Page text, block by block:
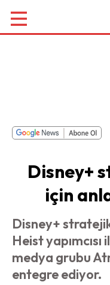
Disney+
için
Disney+
Heist
medya grubu
entegre ediyor.